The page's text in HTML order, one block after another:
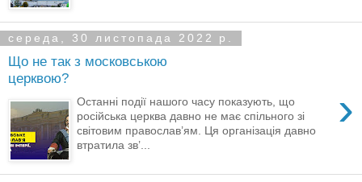
середа, 30 листопада 2022 р.
Що не так з московською
церквою?
›
Останні події нашого часу показують, що
російська церква давно не має спільного зі
світовим православ’ям. Ця організація давно
втратила зв’...